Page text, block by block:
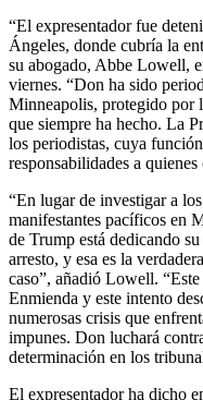
“El expresentador fue
Ángeles, donde cubría la
su abogado, Abbe Lowell,
viernes. “Don ha sido
Minneapolis, protegido por
que siempre ha hecho. La
los periodistas, cuya
responsabilidades a
“En lugar de investigar a
manifestantes pacíficos en
de Trump está dedicando
arresto, y esa es la
caso”, añadió Lowell.
Enmienda y este intento
numerosas crisis que
impunes. Don luchará
determinación en los
El expresentador ha dicho